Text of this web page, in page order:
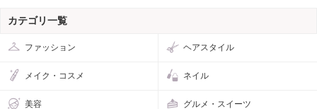
カテゴリ一覧
ファッション ヘアスタイル
メイク・コスメ ネイル
美容 グルメ・スイーツ